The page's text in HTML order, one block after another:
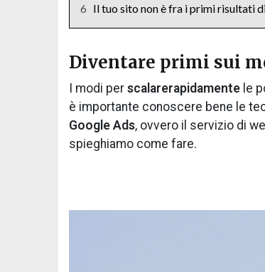
6 Il tuo sito non è fra i primi risultati
Diventare primi sui
I modi per scalarerapidamente le
è importante conoscere bene le
Google Ads, ovvero il servizio di
spieghiamo come fare.